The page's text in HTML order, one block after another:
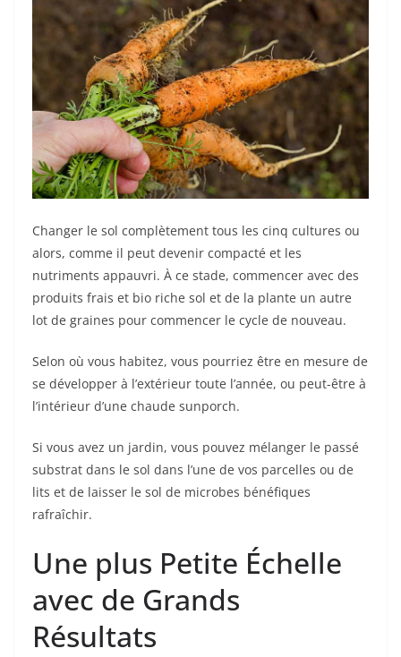
Changer le sol complètement tous les cinq cultures ou
alors, comme il peut devenir compacté et les
nutriments appauvri. À ce stade, commencer avec des
produits frais et bio riche sol et de la plante un autre
lot de graines pour commencer le cycle de nouveau.
Selon où vous habitez, vous pourriez être en mesure de
se développer à l’extérieur toute l’année, ou peut-être à
l’intérieur d’une chaude sunporch.
Si vous avez un jardin, vous pouvez mélanger le passé
substrat dans le sol dans l’une de vos parcelles ou de
lits et de laisser le sol de microbes bénéfiques
rafraîchir.
Une plus Petite Échelle
avec de Grands
Résultats